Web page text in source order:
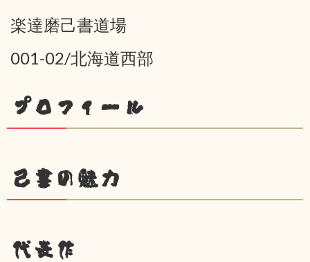
楽達磨己書道場
001-02/北海道西部
プロフィール
己書の魅力
代表作